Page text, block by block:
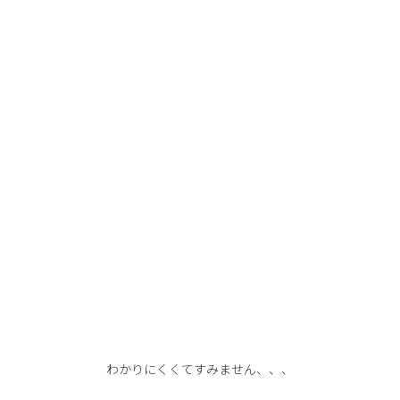
わかりにくくてすみません、、、